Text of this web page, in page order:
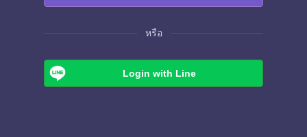
หรือ
Login with Line